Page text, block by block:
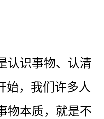
认识事物、认清
始，我们许多人
物本质，就是不